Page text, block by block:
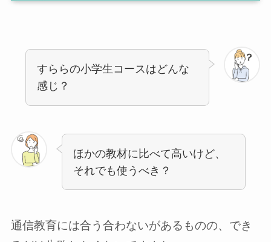
すららの小学生コースはどんな
感じ？
ほかの教材に比べて高いけど、
それでも使うべき？
通信教育には合う合わないがあるものの、でき